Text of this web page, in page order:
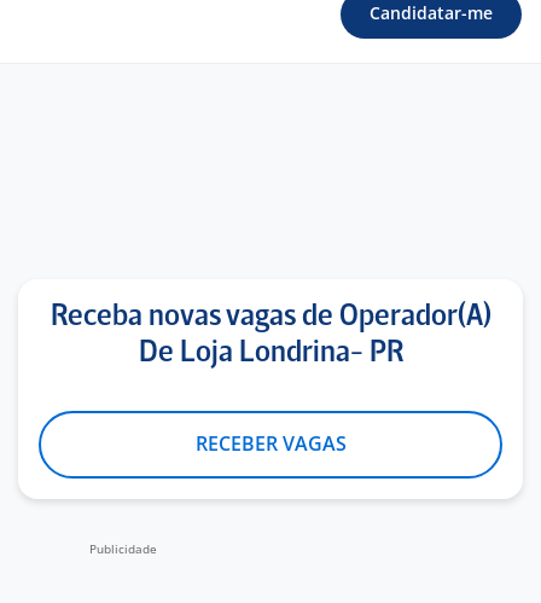
Candidatar-me
Receba novas vagas de Operador(A)
De Loja Londrina- PR
RECEBER VAGAS